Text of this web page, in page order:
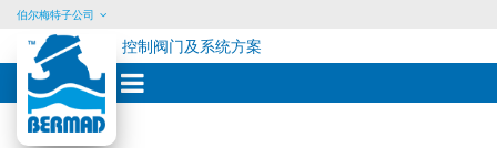
Skip
伯尔梅特子公司
控制阀门及系统方案